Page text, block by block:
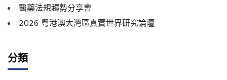
醫藥法規趨勢分享會
2026 粵港澳大灣區真實世界研究論壇
分類